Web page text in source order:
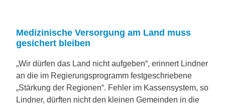
Medizinische Versorgung am Land muss
gesichert bleiben
„Wir dürfen das Land nicht aufgeben“, erinnert Lindner
an die im Regierungsprogramm festgeschriebene
„Stärkung der Regionen“. Fehler im Kassensystem, so
Lindner, dürften nicht den kleinen Gemeinden in die